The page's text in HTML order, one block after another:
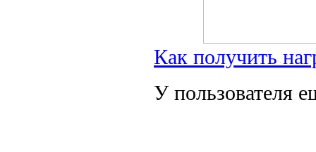
Как получить
У пользователя